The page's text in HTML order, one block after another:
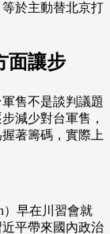
於主動替北京打
面讓步
售不是談判議題
減少對台軍售，
著籌碼，實際上
）早在川習會就
平帶來國內政治